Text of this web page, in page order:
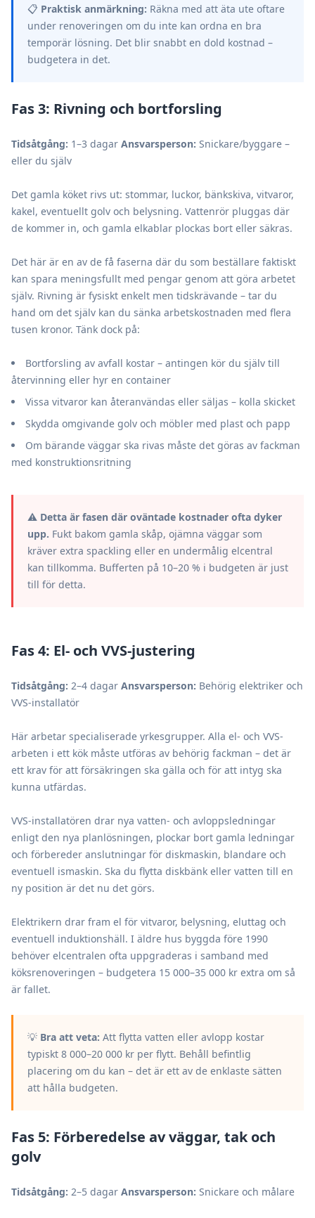
📋 Praktisk anmärkning: Räkna med att äta ute oftare
under renoveringen om du inte kan ordna en bra
temporär lösning. Det blir snabbt en dold kostnad –
budgetera in det.
Fas 3: Rivning och bortforsling
Tidsåtgång: 1–3 dagar Ansvarsperson: Snickare/byggare –
eller du själv
Det gamla köket rivs ut: stommar, luckor, bänkskiva, vitvaror,
kakel, eventuellt golv och belysning. Vattenrör pluggas där
de kommer in, och gamla elkablar plockas bort eller säkras.
Det här är en av de få faserna där du som beställare faktiskt
kan spara meningsfullt med pengar genom att göra arbetet
själv. Rivning är fysiskt enkelt men tidskrävande – tar du
hand om det själv kan du sänka arbetskostnaden med flera
tusen kronor. Tänk dock på:
Bortforsling av avfall kostar – antingen kör du själv till
återvinning eller hyr en container
Vissa vitvaror kan återanvändas eller säljas – kolla skicket
Skydda omgivande golv och möbler med plast och papp
Om bärande väggar ska rivas måste det göras av fackman
med konstruktionsritning
⚠️ Detta är fasen där oväntade kostnader ofta dyker
upp. Fukt bakom gamla skåp, ojämna väggar som
kräver extra spackling eller en undermålig elcentral
kan tillkomma. Bufferten på 10–20 % i budgeten är just
till för detta.
Fas 4: El- och VVS-justering
Tidsåtgång: 2–4 dagar Ansvarsperson: Behörig elektriker och
VVS-installatör
Här arbetar specialiserade yrkesgrupper. Alla el- och VVS-
arbeten i ett kök måste utföras av behörig fackman – det är
ett krav för att försäkringen ska gälla och för att intyg ska
kunna utfärdas.
VVS-installatören drar nya vatten- och avloppsledningar
enligt den nya planlösningen, plockar bort gamla ledningar
och förbereder anslutningar för diskmaskin, blandare och
eventuell ismaskin. Ska du flytta diskbänk eller vatten till en
ny position är det nu det görs.
Elektrikern drar fram el för vitvaror, belysning, eluttag och
eventuell induktionshäll. I äldre hus byggda före 1990
behöver elcentralen ofta uppgraderas i samband med
köksrenoveringen – budgetera 15 000–35 000 kr extra om så
är fallet.
💡 Bra att veta: Att flytta vatten eller avlopp kostar
typiskt 8 000–20 000 kr per flytt. Behåll befintlig
placering om du kan – det är ett av de enklaste sätten
att hålla budgeten.
Fas 5: Förberedelse av väggar, tak och
golv
Tidsåtgång: 2–5 dagar Ansvarsperson: Snickare och målare